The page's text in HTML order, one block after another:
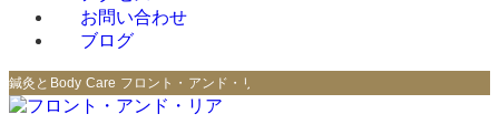
お問い合わせ
ブログ
鍼灸とBody Care フロント・アンド・リア